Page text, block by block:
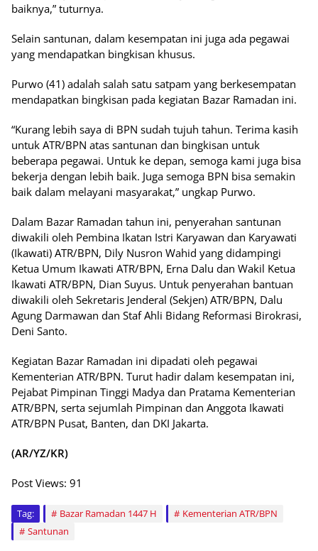
baiknya,” tuturnya.
Selain santunan, dalam kesempatan ini juga ada pegawai
yang mendapatkan bingkisan khusus.
Purwo (41) adalah salah satu satpam yang berkesempatan
mendapatkan bingkisan pada kegiatan Bazar Ramadan ini.
“Kurang lebih saya di BPN sudah tujuh tahun. Terima kasih
untuk ATR/BPN atas santunan dan bingkisan untuk
beberapa pegawai. Untuk ke depan, semoga kami juga bisa
bekerja dengan lebih baik. Juga semoga BPN bisa semakin
baik dalam melayani masyarakat,” ungkap Purwo.
Dalam Bazar Ramadan tahun ini, penyerahan santunan
diwakili oleh Pembina Ikatan Istri Karyawan dan Karyawati
(Ikawati) ATR/BPN, Dily Nusron Wahid yang didampingi
Ketua Umum Ikawati ATR/BPN, Erna Dalu dan Wakil Ketua
Ikawati ATR/BPN, Dian Suyus. Untuk penyerahan bantuan
diwakili oleh Sekretaris Jenderal (Sekjen) ATR/BPN, Dalu
Agung Darmawan dan Staf Ahli Bidang Reformasi Birokrasi,
Deni Santo.
Kegiatan Bazar Ramadan ini dipadati oleh pegawai
Kementerian ATR/BPN. Turut hadir dalam kesempatan ini,
Pejabat Pimpinan Tinggi Madya dan Pratama Kementerian
ATR/BPN, serta sejumlah Pimpinan dan Anggota Ikawati
ATR/BPN Pusat, Banten, dan DKI Jakarta.
(AR/YZ/KR)
Post Views: 91
Tag: Bazar Ramadan 1447 H
Kementerian ATR/BPN
Santunan